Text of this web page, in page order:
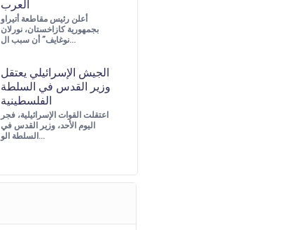
العرب
أعلن رئيس مقاطعة أتيراو
بجمهورية كازاخستان، نورلان
نوغايف” أن سبب ال…
الجيش الإسرائيلي يعتقل
وزير القدس في السلطة
الفلسطينية
اعتقلت القوات الإسرائيلية، فجر
اليوم الأحد، وزير القدس في
السلطة الو…